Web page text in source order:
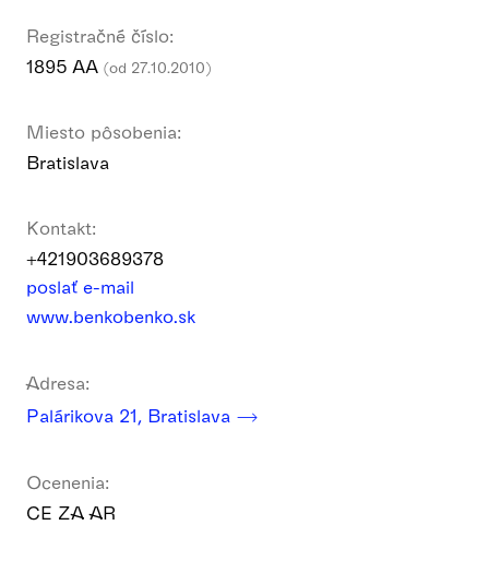
Registračné číslo:
1895 AA (od 27.10.2010)
Miesto pôsobenia:
Bratislava
Kontakt:
+421903689378
poslať e-mail
www.benkobenko.sk
Adresa:
Palárikova 21, Bratislava
Ocenenia:
CE ZA AR